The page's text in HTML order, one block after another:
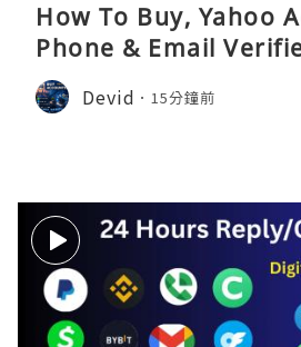
How To Buy, Yahoo
Phone & Email
Devid 15分鐘前